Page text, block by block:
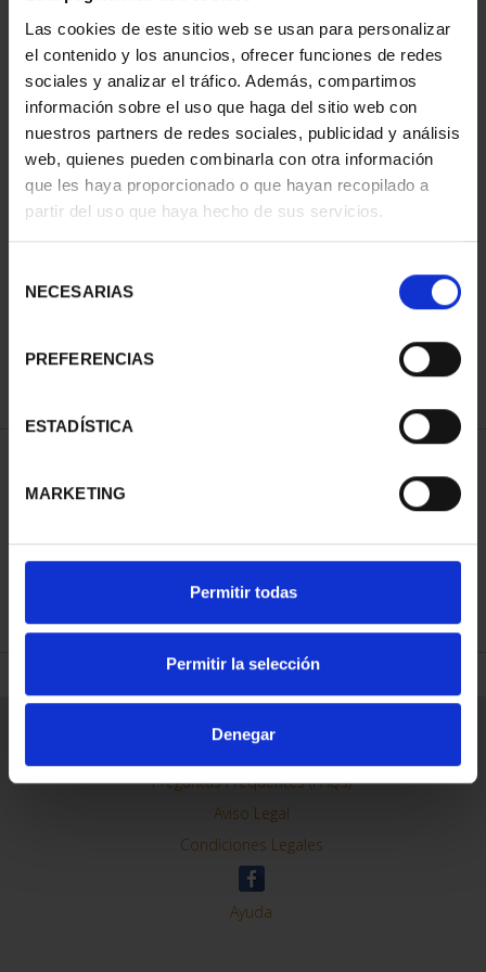
Las cookies de este sitio web se usan para personalizar
el contenido y los anuncios, ofrecer funciones de redes
sociales y analizar el tráfico. Además, compartimos
información sobre el uso que haga del sitio web con
nuestros partners de redes sociales, publicidad y análisis
web, quienes pueden combinarla con otra información
que les haya proporcionado o que hayan recopilado a
partir del uso que haya hecho de sus servicios.
NECESARIAS
PREFERENCIAS
ESTADÍSTICA
MARKETING
Permitir todas
Permitir la selección
Denegar
EQUIPO OLIMPICO
ESPAÑOL 2026 - 8
140,00 €
MUNDIAL FIFA 2026 (EM.
2025) 8 REALES
REFINAR
Información General
Contacto
Preguntas Frequentes (FAQs)
Aviso Legal
Condiciones Legales
Ayuda